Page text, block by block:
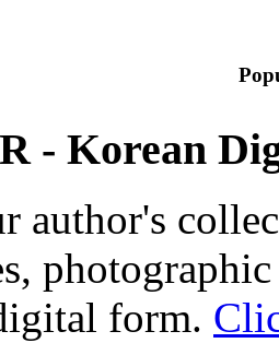
- Korean
author's
form.